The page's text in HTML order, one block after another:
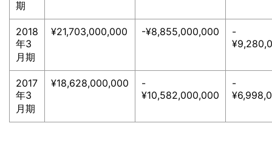
期
2018
年3
月期
¥21,703,000,000 -¥8,855,000,000
-
2017
年3
月期
¥18,628,000,000
-
¥10,582,000,000
-